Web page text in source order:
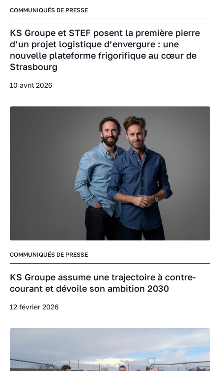
COMMUNIQUÉS DE PRESSE
KS Groupe et STEF posent la première pierre
d’un projet logistique d’envergure : une
nouvelle plateforme frigorifique au cœur de
Strasbourg
10 avril 2026
COMMUNIQUÉS DE PRESSE
KS Groupe assume une trajectoire à contre-
courant et dévoile son ambition 2030
12 février 2026